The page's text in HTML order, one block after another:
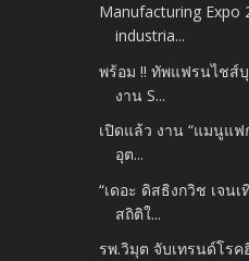
Manufacturing Expo
industria...
พร้อม !! ทัพแฟรนไชส์
งาน S...
เปิดแล้ว งาน “แมนูแฟ
อุต...
“เดอะ ดิสธิงกวิช เจน
สถิติใ...
รพ.วิมุต จับเทรนด์โร